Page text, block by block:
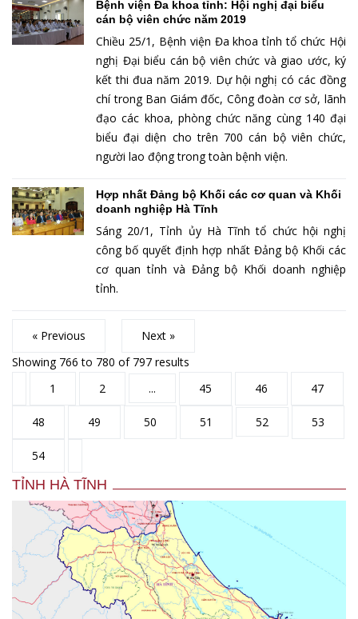
Bệnh viện Đa khoa tỉnh: Hội nghị đại biểu
cán bộ viên chức năm 2019
Chiều 25/1, Bệnh viện Đa khoa tỉnh tổ chức Hội
nghị Đại biểu cán bộ viên chức và giao ước, ký
kết thi đua năm 2019. Dự hội nghị có các đồng
chí trong Ban Giám đốc, Công đoàn cơ sở, lãnh
đạo các khoa, phòng chức năng cùng 140 đại
biểu đại diện cho trên 700 cán bộ viên chức,
người lao động trong toàn bệnh viện.
Hợp nhất Đảng bộ Khối các cơ quan và Khối
doanh nghiệp Hà Tĩnh
Sáng 20/1, Tỉnh ủy Hà Tĩnh tổ chức hội nghị
công bố quyết định hợp nhất Đảng bộ Khối các
cơ quan tỉnh và Đảng bộ Khối doanh nghiệp
tỉnh.
« Previous
Next »
Showing 766 to 780 of 797 results
1
2 ... 45 46 47
48 49 50 51 52 53
54
TỈNH HÀ TĨNH